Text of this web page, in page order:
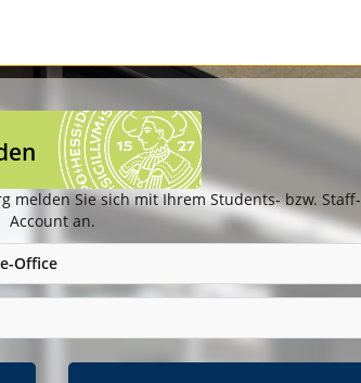
melden Sie sich mit Ihrem Students- bzw. Staff-
Account an.
Office